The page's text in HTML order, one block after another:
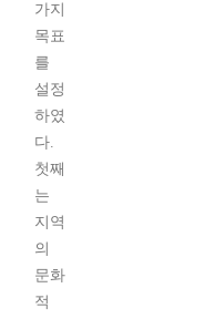
가지
목표
를
설정
하였
다.
첫째
는
지역
의
문화
적